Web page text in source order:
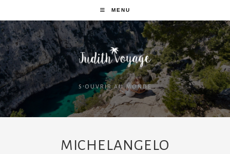
MENU
S'OUVRIR AU MONDE
MICHELANGELO